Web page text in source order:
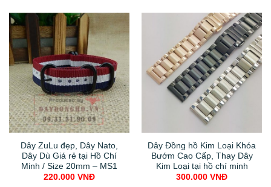
Dây ZuLu đẹp, Dây Nato,
Dây Dù Giá rẻ tại Hồ Chí
Minh / Size 20mm – MS1
220.000 VNĐ
Dây Đồng hồ Kim Loại Khóa
Bướm Cao Cấp, Thay Dây
Kim Loại tại hồ chí minh
300.000 VNĐ